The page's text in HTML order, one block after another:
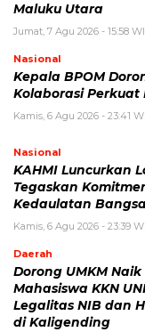
Maluku Utara
Jumat, 7 Agu 2026 - 15:58
Nasional
Kepala BPOM
Kolaborasi Perkuat
Kamis, 6 Agu 2026 - 23:41
Nasional
KAHMI Luncurkan
Tegaskan
Kedaulatan
Kamis, 6 Agu 2026 - 23:39
Daerah
Dorong UMKM Naik
Mahasiswa KKN
Legalitas NIB dan
di Kaligending